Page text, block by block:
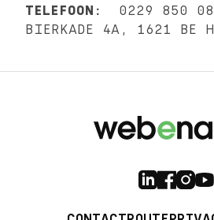
TELEFOON:
0229 850
BIERKADE 4A, 1621 BE